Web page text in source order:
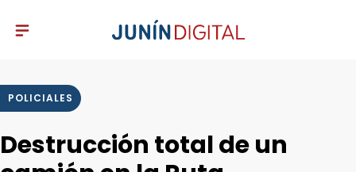
POLICIALES
Destrucción total de un